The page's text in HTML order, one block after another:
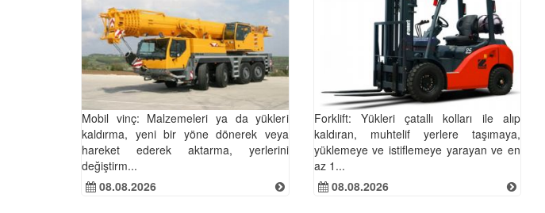
Mobil vinç: Malzemeleri ya da yükleri
kaldırma, yeni bir yöne dönerek veya
hareket ederek aktarma, yerlerini
değiştirm...
08.08.2026
Forklift: Yükleri çatallı kolları ile alıp
kaldıran, muhtelif yerlere taşımaya,
yüklemeye ve istiflemeye yarayan ve en
az 1...
08.08.2026